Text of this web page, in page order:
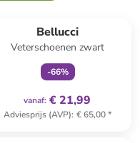
Bellucci
Veterschoenen zwart
-66%
vanaf: € 21,99
Adviesprijs (AVP): € 65,00*